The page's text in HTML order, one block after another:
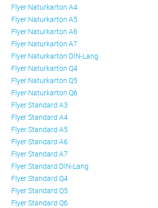
Flyer Naturkarton A4
Flyer Naturkarton A5
Flyer Naturkarton A6
Flyer Naturkarton A7
Flyer Naturkarton DIN-Lang
Flyer Naturkarton Q4
Flyer Naturkarton Q5
Flyer Naturkarton Q6
Flyer Standard A3
Flyer Standard A4
Flyer Standard A5
Flyer Standard A6
Flyer Standard A7
Flyer Standard DIN-Lang
Flyer Standard Q4
Flyer Standard Q5
Flyer Standard Q6